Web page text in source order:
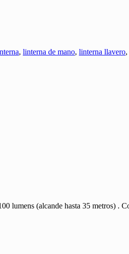
, linterna de mano, linterna llavero,
lumens (alcande hasta 35 metros) .